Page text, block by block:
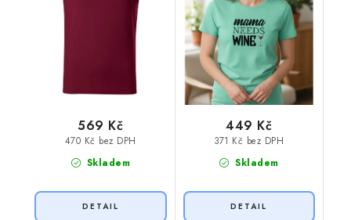
Skladem
470 Kč bez DPH
569 Kč
Skladem
371 Kč bez DPH
449 Kč